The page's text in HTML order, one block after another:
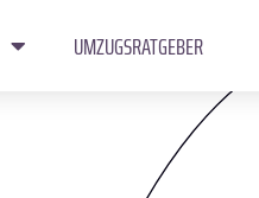
UMZUGSRATGEBER